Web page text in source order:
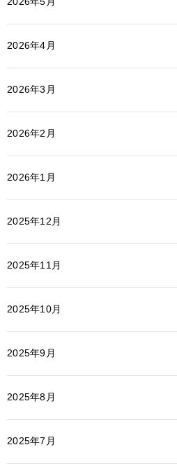
2026年4月
2026年3月
2026年2月
2026年1月
2025年12月
2025年11月
2025年10月
2025年9月
2025年8月
2025年7月